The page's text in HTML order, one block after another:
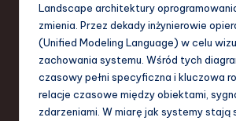
d
Landscape architektury
zmienia. Przez dekady inżynierowie
(Unified Modeling Language) w celu
zachowania systemu. Wśród tych
czasowy pełni specyficzna i kluczowa
relacje czasowe między obiektami,
zdarzeniami. W miarę jak systemy stają